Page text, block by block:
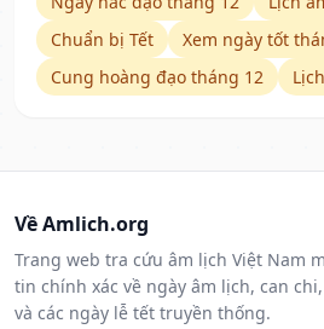
Chuẩn bị Tết
Xem ngày tốt
Cung hoàng đạo tháng 12
Về Amlich.org
Trang web tra cứu âm lịch Việt Nam
tin chính xác về ngày âm lịch, can
và các ngày lễ tết truyền thống.